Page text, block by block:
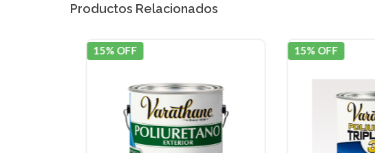
Productos Relacionados
15% OFF 15% OFF